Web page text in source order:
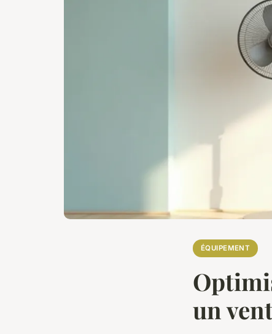
ÉQUIPEMENT
un